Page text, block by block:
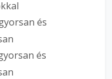
és
és